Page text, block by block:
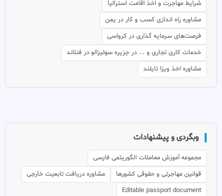
شرایط مهاجرت و اخذ اقامت استرالیا
مشاوره راه اندازی کسب و کار در یمن
فرصت‌های سرمایه گذاری در کرواسی
خدمات کاری تجاری و ... در جزیره سوئیزالو در فنلاند
مشاوره اخذ ویزا تایلند
وبگردی و پیشنهادات
مجموعه آموزش معاملات الگوریتمی فارسی
قوانین مهاجرتی و حقوقی کشورها
مشاوره دریافت تابعیت خارجی
Editable passport document